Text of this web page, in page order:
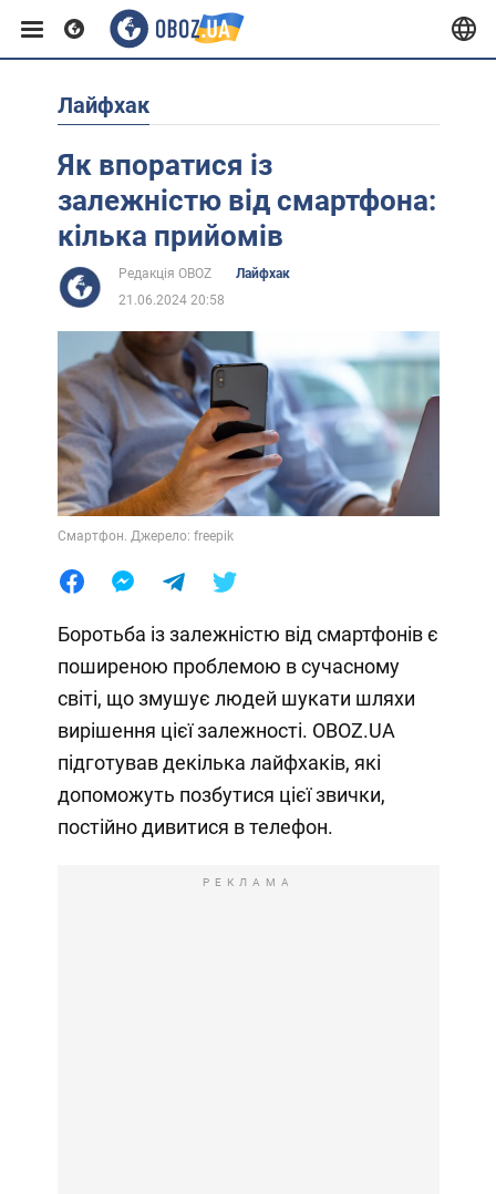
Європа
США
Африка
Життя
Лайфхаки
Лайфхак
Як впоратися із
залежністю від смартфона:
кілька прийомів
Редакція OBOZ
Лайфхак
21.06.2024 20:58
Смартфон. Джерело: freepik
Боротьба із залежністю від смартфонів є
поширеною проблемою в сучасному
світі, що змушує людей шукати шляхи
вирішення цієї залежності. OBOZ.UA
підготував декілька лайфхаків, які
допоможуть позбутися цієї звички,
постійно дивитися в телефон.
РЕКЛАМА